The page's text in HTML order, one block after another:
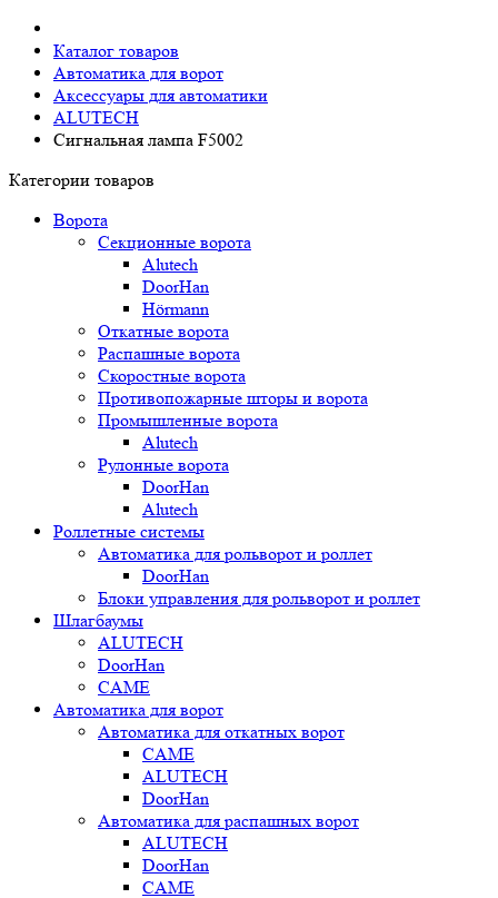
Каталог товаров
Автоматика для ворот
Аксессуары для автоматики
ALUTECH
Сигнальная лампа F5002
Категории товаров
Ворота
Секционные ворота
Alutech
DoorHan
Hörmann
Откатные ворота
Распашные ворота
Скоростные ворота
Противопожарные шторы и ворота
Промышленные ворота
Alutech
Рулонные ворота
DoorHan
Alutech
Роллетные системы
Автоматика для рольворот и роллет
DoorHan
Блоки управления для рольворот и роллет
Шлагбаумы
ALUTECH
DoorHan
CAME
Автоматика для ворот
Автоматика для откатных ворот
CAME
ALUTECH
DoorHan
Автоматика для распашных ворот
ALUTECH
DoorHan
CAME